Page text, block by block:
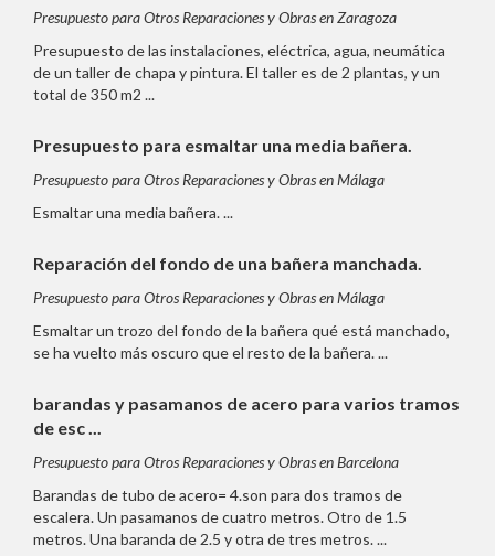
Presupuesto para Otros Reparaciones y Obras en Zaragoza
Presupuesto de las instalaciones, eléctrica, agua, neumática
de un taller de chapa y pintura. El taller es de 2 plantas, y un
total de 350 m2 ...
Presupuesto para esmaltar una media bañera.
Presupuesto para Otros Reparaciones y Obras en Málaga
Esmaltar una media bañera. ...
Reparación del fondo de una bañera manchada.
Presupuesto para Otros Reparaciones y Obras en Málaga
Esmaltar un trozo del fondo de la bañera qué está manchado,
se ha vuelto más oscuro que el resto de la bañera. ...
barandas y pasamanos de acero para varios tramos
de esc ...
Presupuesto para Otros Reparaciones y Obras en Barcelona
Barandas de tubo de acero= 4.son para dos tramos de
escalera. Un pasamanos de cuatro metros. Otro de 1.5
metros. Una baranda de 2.5 y otra de tres metros. ...